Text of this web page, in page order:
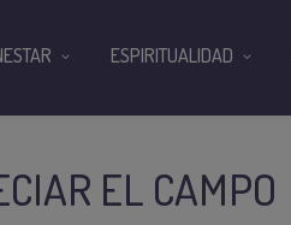
EL CAMPO
ESPIRITUALIDAD